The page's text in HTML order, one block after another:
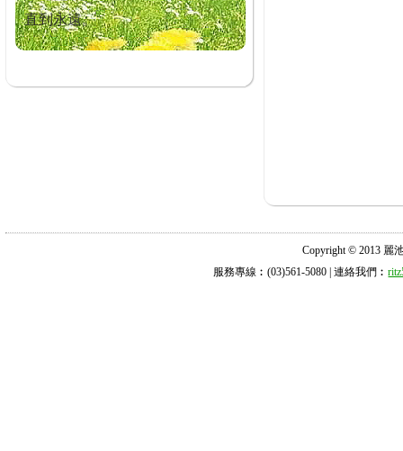
直到永遠。
Copyright © 2013 麗
服務專線︰(03)561-5080 | 連絡我們︰